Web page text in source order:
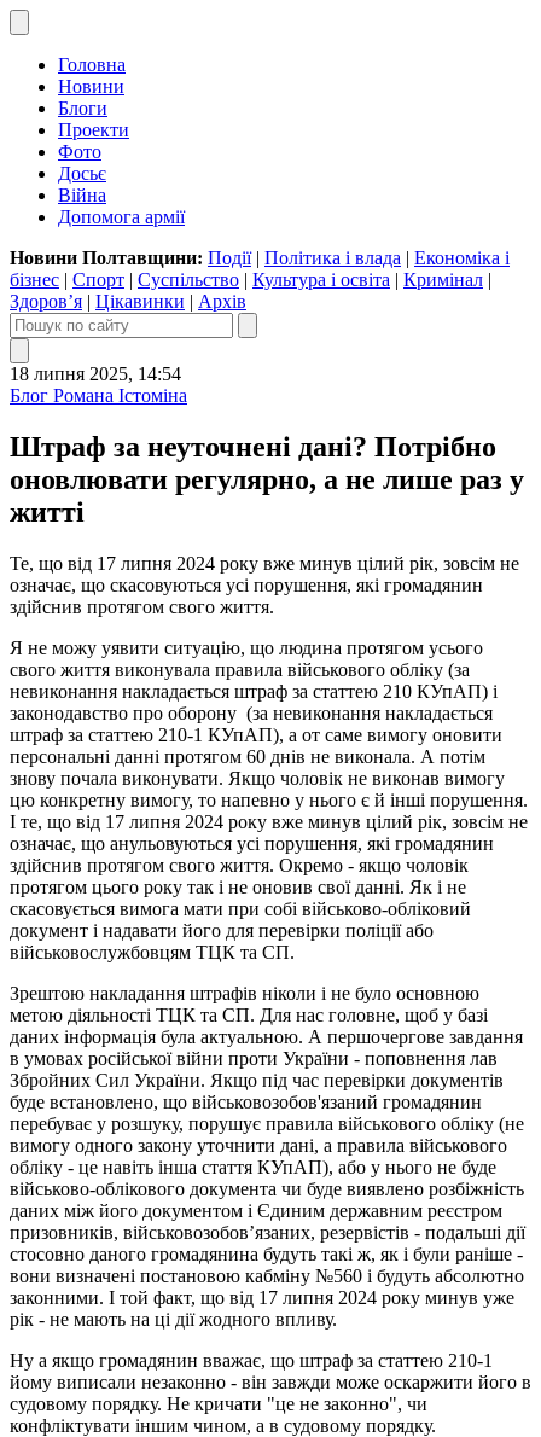
Головна
Новини
Блоги
Проекти
Фото
Досьє
Війна
Допомога армії
Новини Полтавщини: Події| Політика і влада | Економіка і
бізнес | Спорт | Суспільство | Культура і освіта | Кримінал |
Здоров’я | Цікавинки | Архів
18 липня 2025, 14:54
Блог Романа Істоміна
Штраф за неуточнені дані? Потрібно
оновлювати регулярно, а не лише раз у
житті
Те, що від 17 липня 2024 року вже минув цілий рік, зовсім не
означає, що скасовуються усі порушення, які громадянин
здійснив протягом свого життя.
Я не можу уявити ситуацію, що людина протягом усього
свого життя виконувала правила військового обліку (за
невиконання накладається штраф за статтею 210 КУпАП) і
законодавство про оборону (за невиконання накладається
штраф за статтею 210-1 КУпАП), а от саме вимогу оновити
персональні данні протягом 60 днів не виконала. А потім
знову почала виконувати. Якщо чоловік не виконав вимогу
цю конкретну вимогу, то напевно у нього є й інші порушення.
І те, що від 17 липня 2024 року вже минув цілий рік, зовсім не
означає, що анульовуються усі порушення, які громадянин
здійснив протягом свого життя. Окремо - якщо чоловік
протягом цього року так і не оновив свої данні. Як і не
скасовується вимога мати при собі військово-обліковий
документ і надавати його для перевірки поліції або
військовослужбовцям ТЦК та СП.
Зрештою накладання штрафів ніколи і не було основною
метою діяльності ТЦК та СП. Для нас головне, щоб у базі
даних інформація була актуальною. А першочергове завдання
в умовах російської війни проти України - поповнення лав
Збройних Сил України. Якщо під час перевірки документів
буде встановлено, що військовозобов'язаний громадянин
перебуває у розшуку, порушує правила військового обліку (не
вимогу одного закону уточнити дані, а правила військового
обліку - це навіть інша стаття КУпАП), або у нього не буде
військово-облікового документа чи буде виявлено розбіжність
даних між його документом і Єдиним державним реєстром
призовників, військовозобов’язаних, резервістів - подальші дії
стосовно даного громадянина будуть такі ж, як і були раніше -
вони визначені постановою кабміну №560 і будуть абсолютно
законними. І той факт, що від 17 липня 2024 року минув уже
рік - не мають на ці дії жодного впливу.
Ну а якщо громадянин вважає, що штраф за статтею 210-1
йому виписали незаконно - він завжди може оскаржити його в
судовому порядку. Не кричати "це не законно", чи
конфліктувати іншим чином, а в судовому порядку.